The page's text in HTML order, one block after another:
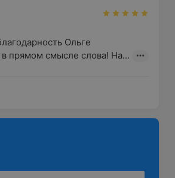
Ольге
прямом смысле слова! На...